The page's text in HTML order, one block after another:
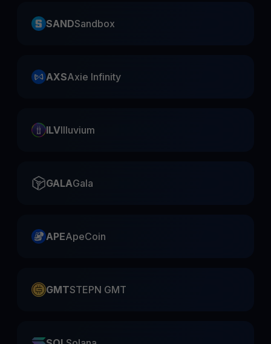
SANDSandbox
AXSAxie Infinity
ILVIlluvium
GALAGala
APEApeCoin
GMTSTEPN GMT